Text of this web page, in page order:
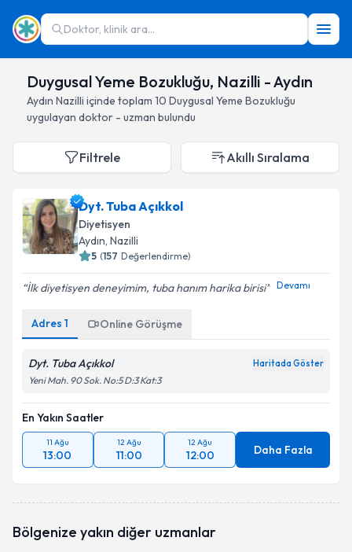
Doktor, klinik ara...
Duygusal Yeme Bozukluğu, Nazilli - Aydın
Aydın Nazilli içinde toplam 10 Duygusal Yeme Bozukluğu
uygulayan doktor - uzman bulundu
Filtrele Akıllı Sıralama
Dyt. Tuba Açıkkol
Diyetisyen
Aydın, Nazilli
5 (157 Değerlendirme)
İlk diyetisyen deneyimim, tuba hanım harika birisi Devamı
Adres 1 Online Görüşme
Dyt. Tuba Açıkkol Haritada Göster
Yeni Mah. 90 Sok. No:5 D:3 Kat:3
En Yakın Saatler
11 Ağu
13:00
12 Ağu
11:00
12 Ağu
12:00 Daha Fazla
Bölgenize yakın diğer uzmanlar